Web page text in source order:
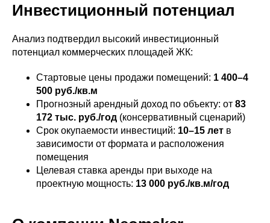
Инвестиционный потенциал
Анализ подтвердил высокий инвестиционный
потенциал коммерческих площадей ЖК:​
Стартовые цены продажи помещений: 1 400–4
500 руб./кв.м
Прогнозный арендный доход по объекту: от 83
172 тыс. руб./год (консервативный сценарий)
Срок окупаемости инвестиций: 10–15 лет в
зависимости от формата и расположения
помещения
Целевая ставка аренды при выходе на
проектную мощность: 13 000 руб./кв.м/год